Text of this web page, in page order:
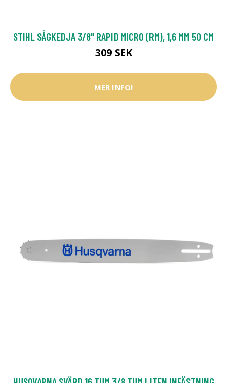
STIHL SÅGKEDJA 3/8" RAPID MICRO (RM), 1,6 MM 50 CM
309 SEK
MER INFO!